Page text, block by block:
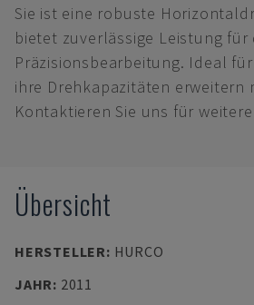
Sie ist eine robuste
bietet zuverlässige Leistung für
Präzisionsbearbeitung. Ideal
ihre Drehkapazitäten erweitern
Kontaktieren Sie uns für
Übersicht
HERSTELLER: HURCO
JAHR: 2011